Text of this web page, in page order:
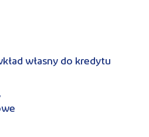
własny do kredytu